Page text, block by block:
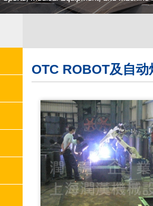
OTC ROBOT及自